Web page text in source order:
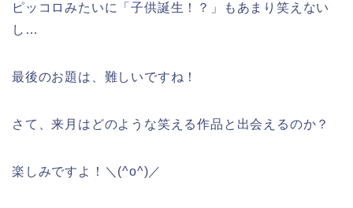
ピッコロみたいに「子供誕生！？」もあまり笑えない
し…
最後のお題は、難しいですね！
さて、来月はどのような笑える作品と出会えるのか？
楽しみですよ！＼(^o^)／